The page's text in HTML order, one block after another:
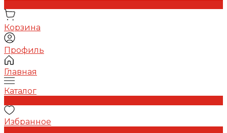
Корзина
Профиль
Главная
Каталог
Избранное